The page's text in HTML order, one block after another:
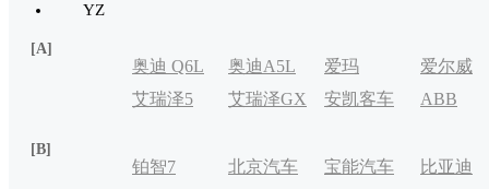
YZ
[A]
奥迪 Q6L
e-tron
奥迪A5L 爱玛
爱尔威
艾瑞泽5
艾瑞泽GX 安凯客车 ABB
[B]
铂智7 北京汽车 宝能汽车
比亚迪